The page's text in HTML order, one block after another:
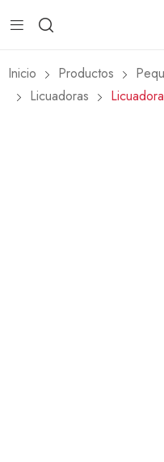
Inicio Productos
Licuadoras